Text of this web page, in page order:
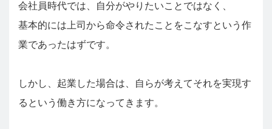
会社員時代では、自分がやりたいことではなく、
基本的には上司から命令されたことをこなすという作
業であったはずです。
しかし、起業した場合は、自らが考えてそれを実現す
るという働き方になってきます。